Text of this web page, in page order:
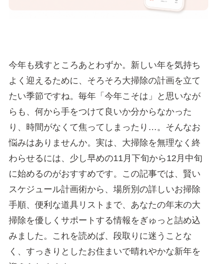
今年も残すところあとわずか。新しい年を気持ち
よく迎えるために、そろそろ大掃除の計画を立て
たい季節ですね。毎年「今年こそは」と思いなが
らも、何から手をつけて良いか分からなかった
り、時間がなくて焦ってしまったり…。そんなお
悩みはありませんか。実は、大掃除を無理なく終
わらせるには、少し早めの11月下旬から12月中旬
に始めるのがおすすめです。この記事では、賢い
スケジュール計画術から、場所別の詳しいお掃除
手順、便利な道具リストまで、あなたの年末の大
掃除を優しくサポートする情報をぎゅっと詰め込
みました。これを読めば、段取りに迷うことな
く、すっきりとしたお住まいで晴れやかな新年を